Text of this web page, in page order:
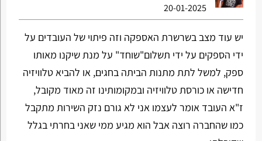
20-01-2025
יש עוד מצב בשרשרת האספקה וזה פיתוי של העובדים על
ידי הספקים על ידי תשלום"שוחד" על מנת שיקנו מאותו
ספק, למשל לתת מתנות הביתה בחגים, או להביא טלוויזיה
חדישה או כורסת טלוויזיה ובמקומותינו זה מאוד מקובל,
ז"א העובד אומר לעצמו אני לא גורם נזק השירות מתקבל
כמו שהחברה רוצה אבל הוא מגיע ממי שאני בחרתי בגלל